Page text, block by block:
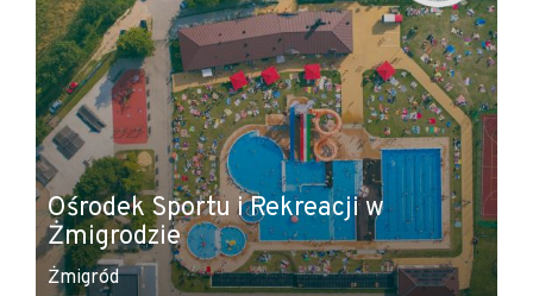
Ośrodek Sportu i Rekreacji w
Żmigrodzie
Żmigród